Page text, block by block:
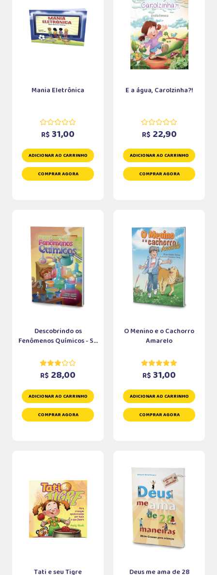
Mania Eletrônica
R$ 31,00
ADICIONAR AO CARRINHO
COMPRAR AGORA
E a água, Carolzinha?!
R$ 22,90
ADICIONAR AO CARRINHO
COMPRAR AGORA
Descobrindo os
Fenômenos Químicos - S...
R$ 28,00
ADICIONAR AO CARRINHO
COMPRAR AGORA
O Menino e o Cachorro
Amarelo
R$ 31,00
ADICIONAR AO CARRINHO
COMPRAR AGORA
Tati e seu Tigre Deus me ama de 28